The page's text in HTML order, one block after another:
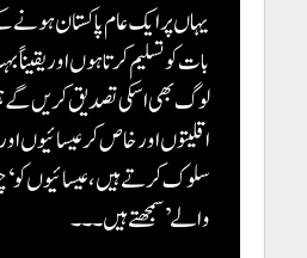
یہاں پر ایک عام پاکستان
بات کو تسلیم کرتا ہوں اور
لوگ بھی اسکی تصدیق کریں گے
اقلیتوں اور خاص کر عیسائیوں
سلوک کرتے ہیں، عیسائیوں کو
والے’ سمجھتے ہیں۔۔۔